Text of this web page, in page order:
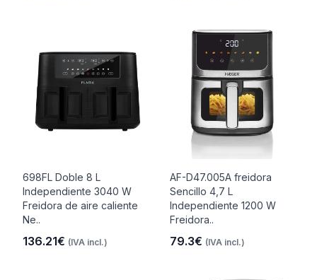
698FL Doble 8 L
Independiente 3040 W
Freidora de aire caliente
Ne..
136.21€ (IVA incl.)
AF-D47.005A freidora
Sencillo 4,7 L
Independiente 1200 W
Freidora..
79.3€ (IVA incl.)